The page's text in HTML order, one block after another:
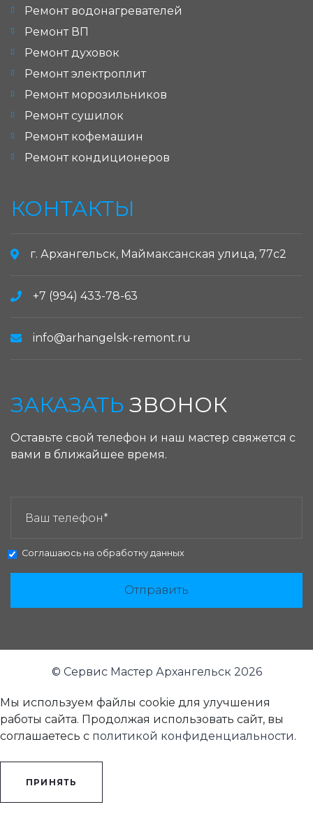
Ремонт водонагревателей
Ремонт ВП
Ремонт духовок
Ремонт электроплит
Ремонт морозильников
Ремонт сушилок
Ремонт кофемашин
Ремонт кондиционеров
КОНТАКТЫ
г. Архангельск, Маймаксанская улица, 77с2
+7 (994) 433-78-63
info@arhangelsk-remont.ru
ЗАКАЗАТЬ ЗВОНОК
Оставьте свой телефон и наш мастер свяжется с
вами в ближайшее время.
Соглашаюсь на обработку данных
Отправить
© Сервис Мастер Архангельск 2026
Мы используем файлы cookie для улучшения
работы сайта. Продолжая использовать сайт, вы
соглашаетесь с политикой конфиденциальности.
ПРИНЯТЬ